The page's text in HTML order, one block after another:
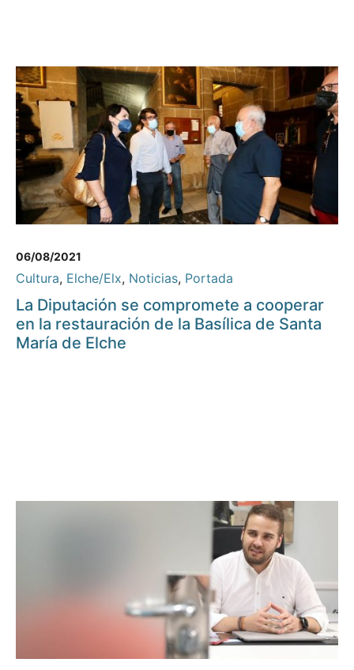
06/08/2021
Cultura, Elche/Elx, Noticias, Portada
La Diputación se compromete a cooperar
en la restauración de la Basílica de Santa
María de Elche